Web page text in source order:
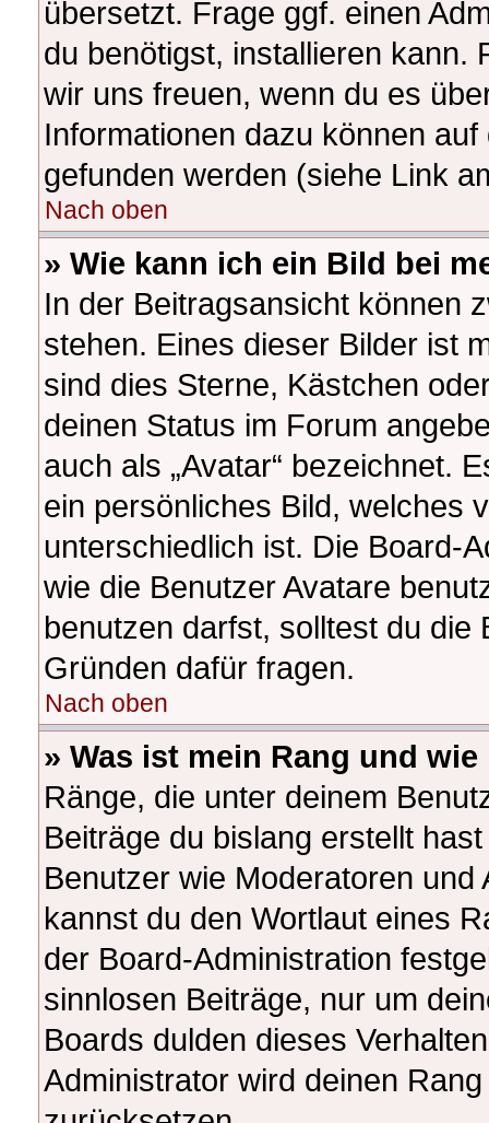
übersetzt. Frage ggf. einen
du benötigst, installieren kann.
wir uns freuen, wenn du es
Informationen dazu können
gefunden werden (siehe Link
Nach oben
» Wie kann ich ein Bild bei
In der Beitragsansicht können
stehen. Eines dieser Bilder ist
sind dies Sterne, Kästchen
deinen Status im Forum
auch als „Avatar“ bezeichnet.
ein persönliches Bild, welches
unterschiedlich ist. Die Board-
wie die Benutzer Avatare
benutzen darfst, solltest du die
Gründen dafür fragen.
Nach oben
» Was ist mein Rang und
Ränge, die unter deinem
Beiträge du bislang erstellt
Benutzer wie Moderatoren
kannst du den Wortlaut eines
der Board-Administration
sinnlosen Beiträge, nur um
Boards dulden dieses
Administrator wird deinen